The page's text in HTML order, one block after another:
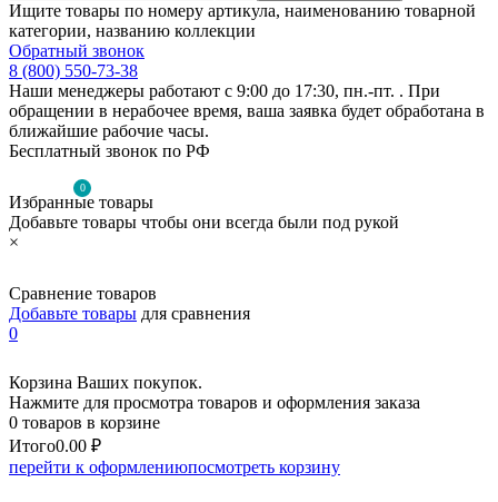
Ищите товары по номеру артикула, наименованию товарной
категории, названию коллекции
Обратный звонок
8 (800) 550-73-38
Наши менеджеры работают с 9:00 до 17:30, пн.-пт. . При
обращении в нерабочее время, ваша заявка будет обработана в
ближайшие рабочие часы.
Бесплатный звонок по РФ
0
Избранные товары
Добавьте товары чтобы они всегда были под рукой
×
Сравнение товаров
Добавьте товары для сравнения
0
Корзина Ваших покупок.
Нажмите для просмотра товаров и оформления заказа
0 товаров в корзине
Итого0.00 ₽
перейти к оформлениюпосмотреть корзину